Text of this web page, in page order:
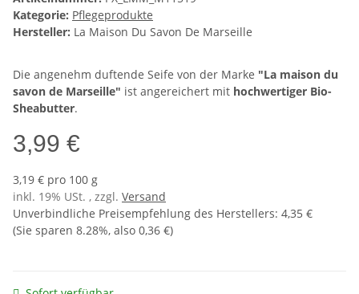
Kategorie: Pflegeprodukte
Hersteller: La Maison Du Savon De Marseille
Die angenehm duftende Seife von der Marke "La maison du
savon de Marseille" ist angereichert mit hochwertiger Bio-
Sheabutter.
3,99 €
3,19 € pro 100 g
inkl. 19% USt. , zzgl. Versand
Unverbindliche Preisempfehlung des Herstellers: 4,35 €
(Sie sparen 8.28%, also 0,36 €)